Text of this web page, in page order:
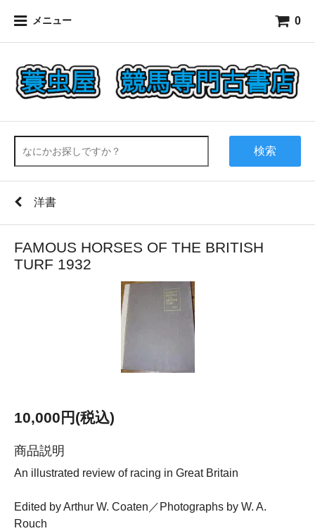
メニュー 0
検索
洋書
FAMOUS HORSES OF THE BRITISH
TURF 1932
10,000円(税込)
商品説明
An illustrated review of racing in Great Britain
Edited by Arthur W. Coaten／Photographs by W. A.
Rouch